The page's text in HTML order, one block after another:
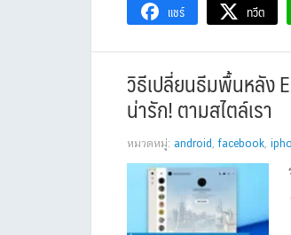
แชร์ ทวีต
วิธีเปลี่ยนธีมพื้นหลัง
น่ารัก! ตามสไตล์เรา
หมวดหมู่: android ,facebook,